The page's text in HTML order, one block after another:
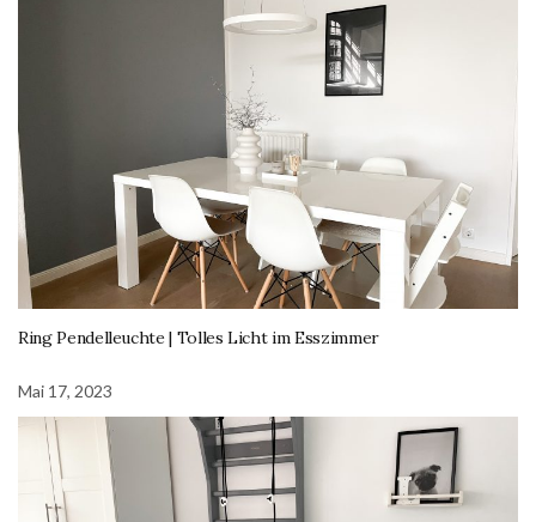
Ring Pendelleuchte | Tolles Licht im Esszimmer
Mai 17, 2023